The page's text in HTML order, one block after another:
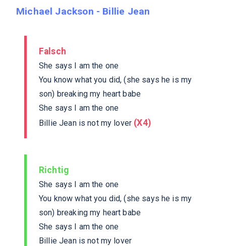
Michael Jackson - Billie Jean
Falsch
She says I am the one
You know what you did, (she says he is my
son) breaking my heart babe
She says I am the one
Billie Jean is not my lover (X4)
Richtig
She says I am the one
You know what you did, (she says he is my
son) breaking my heart babe
She says I am the one
Billie Jean is not my lover